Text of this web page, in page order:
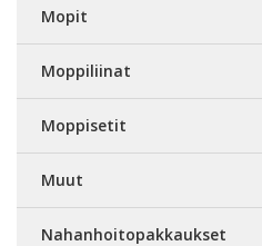
Mopit
Moppiliinat
Moppisetit
Muut
Nahanhoitopakkaukset